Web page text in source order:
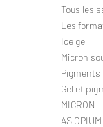
Tous les
Les
Ice gel
Micron
Pigments
Gel et
MICRON
AS